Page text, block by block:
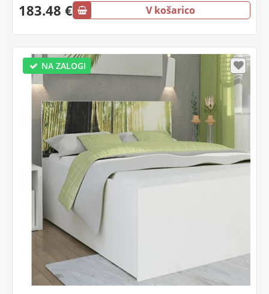
183.48 € V košarico
NA ZALOGI